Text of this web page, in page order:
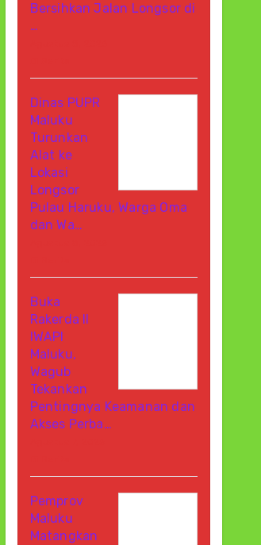
Bersihkan Jalan Longsor di
…
Dinas PUPR
Maluku
Turunkan
Alat ke
Lokasi
Longsor
Pulau Haruku, Warga Oma
dan Wa…
Buka
Rakerda II
IWAPI
Maluku,
Wagub
Tekankan
Pentingnya Keamanan dan
Akses Perba…
Pemprov
Maluku
Matangkan